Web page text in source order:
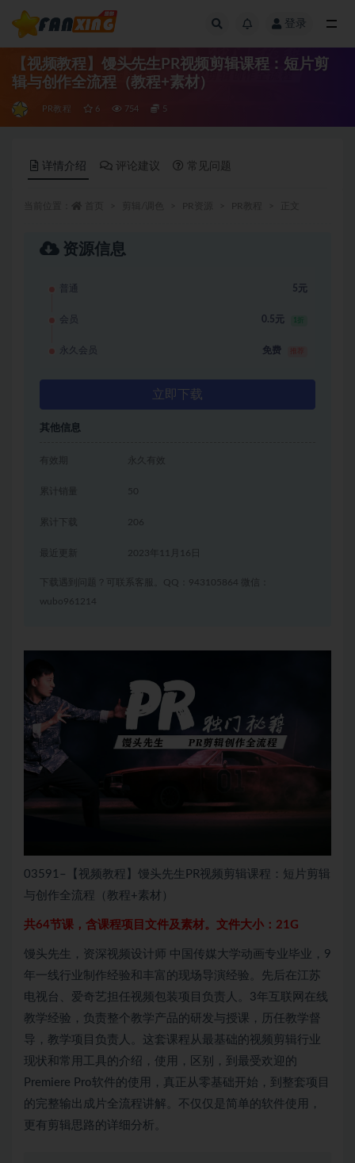
登录
【视频教程】馒头先生PR视频剪辑课程：短片剪
辑与创作全流程（教程+素材）
PR教程 6 754 5
详情介绍 评论建议 常见问题
资源信息
普通 5元
会员 0.5元 1折
永久会员 免费
立即下载
其他信息
有效期 永久有效
累计销量 50
累计下载 206
2023年11月16日
下载遇到问题？可联系客服。QQ：943105864 微信：
wubo961214
03591–【视频教程】馒头先生PR视频剪辑课程：短片剪辑
与创作全流程（教程+素材）
共64节课，含课程项目文件及素材。文件大小：21G
馒头先生，资深视频设计师 中国传媒大学动画专业毕业，9
年一线行业制作经验和丰富的现场导演经验。先后在江苏
电视台、爱奇艺担任视频包装项目负责人。3年互联网在线
教学经验，负责整个教学产品的研发与授课，历任教学督
导，教学项目负责人。这套课程从最基础的视频剪辑行业
现状和常用工具的介绍，使用，区别，到最受欢迎的
Premiere Pro软件的使用，真正从零基础开始，到整套项目
的完整输出成片全流程讲解。不仅仅是简单的软件使用，
更有剪辑思路的详细分析。